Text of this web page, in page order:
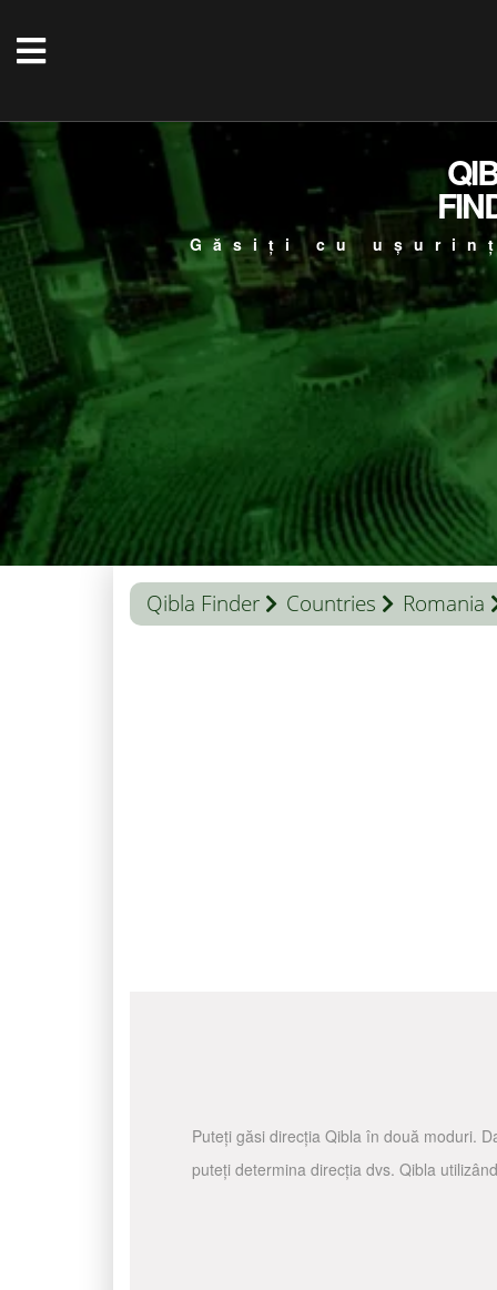
Găsiți cu
Qibla Finder Countries Romania
Puteți găsi direcția Qibla în două moduri.
puteți determina direcția dvs. Qibla